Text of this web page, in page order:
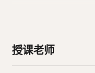
Node.js 入门：学习如
MySQL 及 SQL 语句入
授课老师